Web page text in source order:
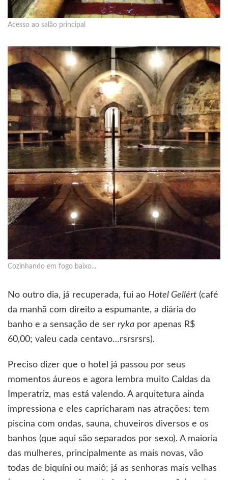
Acesso ao salão principal
Cozinhando em fogo baixo...
No outro dia, já recuperada, fui ao Hotel Gellért (café
da manhã com direito a espumante, a diária do
banho e a sensação de ser ryka por apenas R$
60,00; valeu cada centavo…rsrsrsrs).
Preciso dizer que o hotel já passou por seus
momentos áureos e agora lembra muito Caldas da
Imperatriz, mas está valendo. A arquitetura ainda
impressiona e eles capricharam nas atrações: tem
piscina com ondas, sauna, chuveiros diversos e os
banhos (que aqui são separados por sexo). A maioria
das mulheres, principalmente as mais novas, vão
todas de biquíni ou maiô; já as senhoras mais velhas